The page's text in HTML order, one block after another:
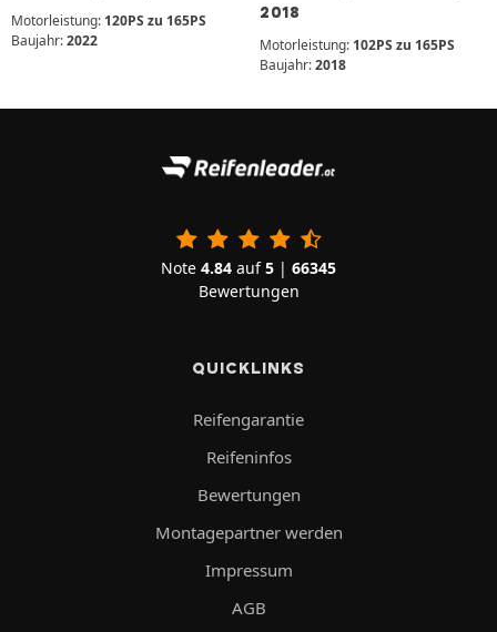
Motorleistung: 120PS zu 165PS
Baujahr:2022
2018
Motorleistung: 102PS zu 165PS
Baujahr:2018
Note 4.84 auf5 | 66345
Bewertungen
QUICKLINKS
Reifengarantie
Reifeninfos
Bewertungen
Montagepartner werden
Impressum
AGB